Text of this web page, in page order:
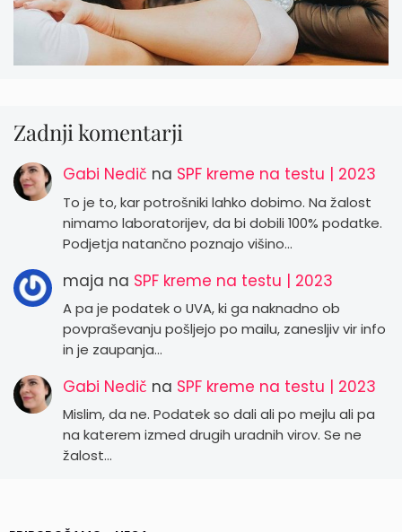
Zadnji komentarji
Gabi Nedič na SPF kreme na testu | 2023
To je to, kar potrošniki lahko dobimo. Na žalost
nimamo laboratorijev, da bi dobili 100% podatke.
Podjetja natančno poznajo višino…
maja na SPF kreme na testu | 2023
A pa je podatek o UVA, ki ga naknadno ob
povpraševanju pošljejo po mailu, zanesljiv vir info
in je zaupanja…
Gabi Nedič na SPF kreme na testu | 2023
Mislim, da ne. Podatek so dali ali po mejlu ali pa
na katerem izmed drugih uradnih virov. Se ne
žalost…